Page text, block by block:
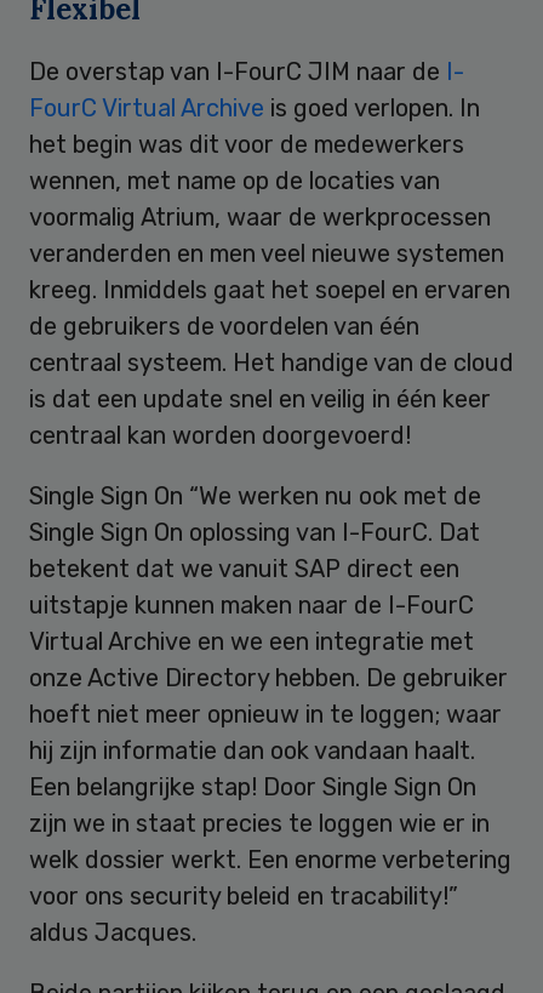
Flexibel
De overstap van I-FourC JIM naar de I-
FourC Virtual Archive is goed verlopen. In
het begin was dit voor de medewerkers
wennen, met name op de locaties van
voormalig Atrium, waar de werkprocessen
veranderden en men veel nieuwe systemen
kreeg. Inmiddels gaat het soepel en ervaren
de gebruikers de voordelen van één
centraal systeem. Het handige van de cloud
is dat een update snel en veilig in één keer
centraal kan worden doorgevoerd!
Single Sign On “We werken nu ook met de
Single Sign On oplossing van I-FourC. Dat
betekent dat we vanuit SAP direct een
uitstapje kunnen maken naar de I-FourC
Virtual Archive en we een integratie met
onze Active Directory hebben. De gebruiker
hoeft niet meer opnieuw in te loggen; waar
hij zijn informatie dan ook vandaan haalt.
Een belangrijke stap! Door Single Sign On
zijn we in staat precies te loggen wie er in
welk dossier werkt. Een enorme verbetering
voor ons security beleid en tracability!”
aldus Jacques.